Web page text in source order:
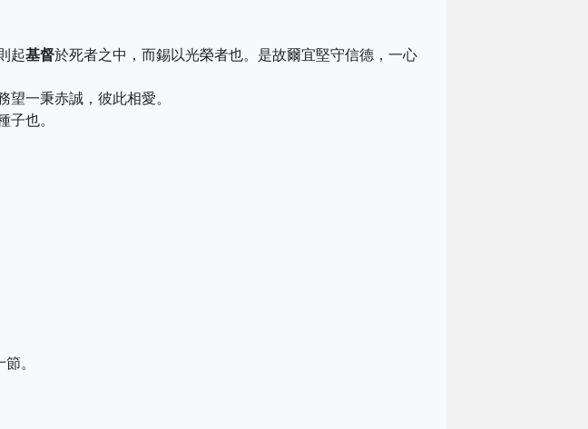
起基督於死者之中，而錫以光榮者也。是故爾宜堅守信德，一心
一秉赤誠，彼此相愛。
子也。
。